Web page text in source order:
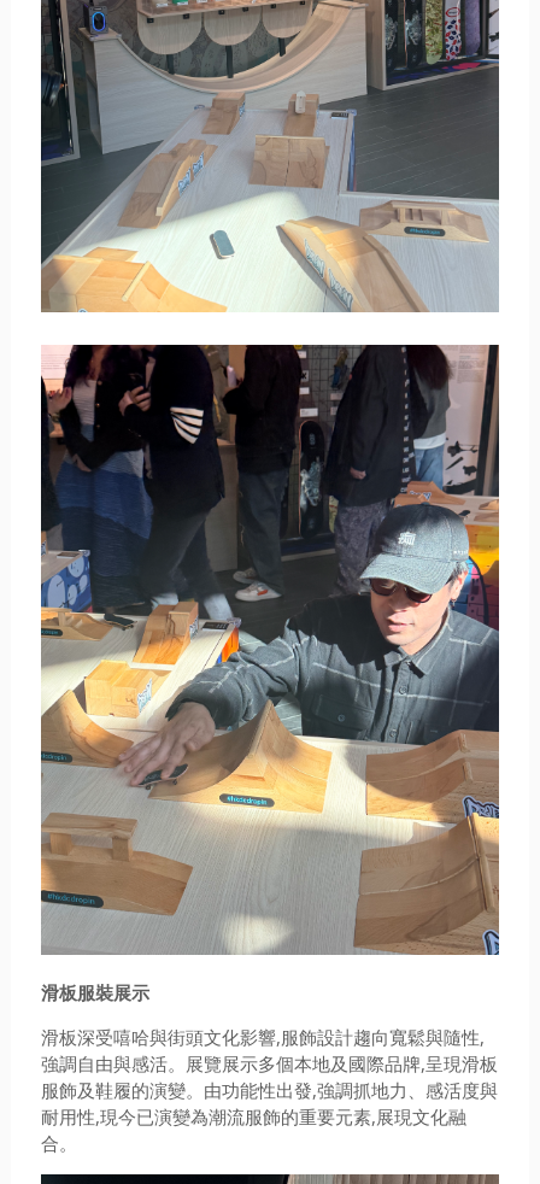
滑板服裝展示
滑板深受嘻哈與街頭文化影響,服飾設計趨向寬鬆與隨性,
強調自由與感活。展覽展示多個本地及國際品牌,呈現滑板
服飾及鞋履的演變。由功能性出發,強調抓地力、感活度與
耐用性,現今已演變為潮流服飾的重要元素,展現文化融
合。